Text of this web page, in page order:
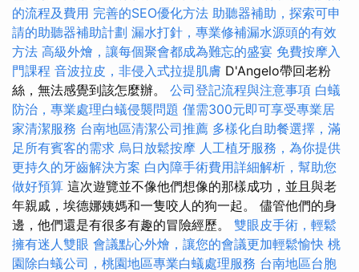
的流程及費用 完善的SEO優化方法 助聽器補助，探索可申
請的助聽器補助計劃 漏水打針，專業修補漏水源頭的有效
方法 高級外燴，讓每個聚會都成為難忘的盛宴 免費按摩入
門課程 音波拉皮，非侵入式拉提肌膚 D'Angelo帶回老粉
絲，無法感覺到該怎麼辦。 公司登記流程與注意事項 白蟻
防治，專業處理白蟻侵襲問題 僅需300元即可享受專業居
家清潔服務 台南地區清潔公司推薦 多樣化自助餐選擇，滿
足所有賓客的需求 烏日放鬆按摩 人工植牙服務，為你提供
更持久的牙齒解決方案 白內障手術費用詳細解析，幫助您
做好預算 這次遊覽並不像他們想像的那樣成功，並且與老
年親戚，埃德娜姨媽和一隻咬人的狗一起。 儘管他們的身
邊，他們還是有很多有趣的冒險經歷。 雙眼皮手術，輕鬆
擁有迷人雙眼 會議點心外燴，讓您的會議更加輕鬆愉快 桃
園除白蟻公司，桃園地區專業白蟻處理服務 台南地區台胞